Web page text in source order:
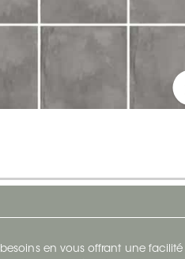
en vous offrant une